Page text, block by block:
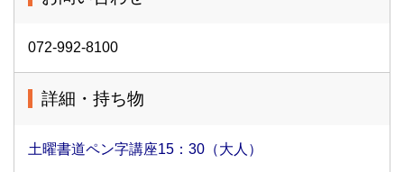
072-992-8100
詳細・持ち物
土曜書道ペン字講座15：30（大人）